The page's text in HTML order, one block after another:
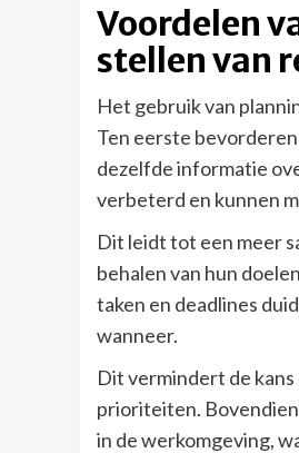
Voordelen
stellen van
Het gebruik van
Ten eerste
dezelfde informatie
verbeterd en kunnen
Dit leidt tot een meer
behalen van hun
taken en deadlines
wanneer.
Dit vermindert de
prioriteiten.
in de werkomgeving,